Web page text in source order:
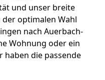
und unser breite
optimalen Wahl
nach Auerbach-
Wohnung oder ein
haben die passende